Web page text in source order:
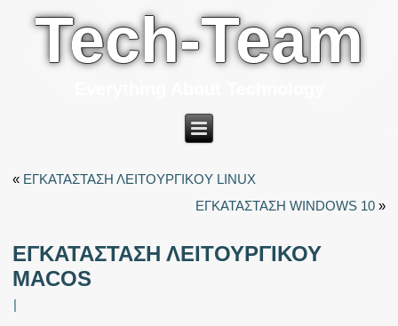
Tech-Team
« ΕΓΚΑΤΑΣΤΑΣΗ ΛΕΙΤΟΥΡΓΙΚΟΥ LINUX
ΕΓΚΑΤΑΣΤΑΣΗ WINDOWS 10»
ΕΓΚΑΤΑΣΤΑΣΗ ΛΕΙΤΟΥΡΓΙΚΟΥ
MACOS
|